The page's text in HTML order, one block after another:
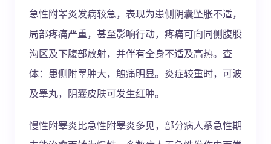
急性附睾炎发病较急，表现为患侧阴囊坠胀不适，
局部疼痛严重，甚至影响行动，疼痛可向同侧腹股
沟区及下腹部放射，并伴有全身不适及高热。查
体：患侧附睾肿大，触痛明显。炎症较重时，可波
及睾丸，阴囊皮肤可发生红肿。
慢性附睾炎比急性附睾炎多见，部分病人系急性期